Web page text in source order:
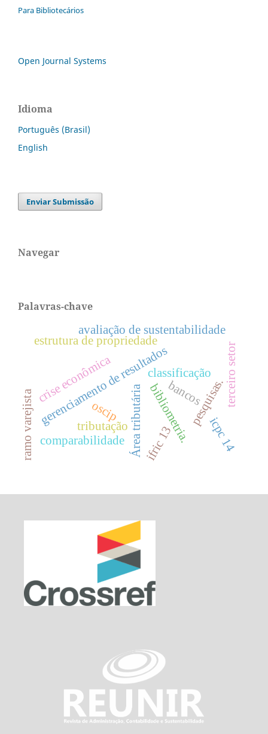
Para Bibliotecários
Open Journal Systems
Idioma
Português (Brasil)
English
Enviar Submissão
Navegar
Palavras-chave
classificação
Área tributária
tributação
gerenciamento de resultados
estrutura de propriedade
avaliação de sustentabilidade
bibliometria.
bancos
crise econômica pesquisas.terceiro setor
oscip
ramo varejista ifric 13
comparabilidade icpc 14